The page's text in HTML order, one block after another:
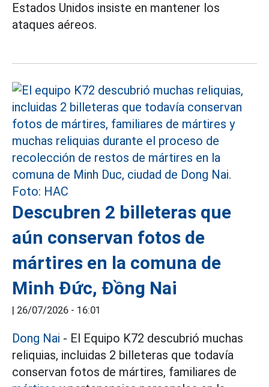
Estados Unidos insiste en mantener los
ataques aéreos.
Descubren 2 billeteras que
aún conservan fotos de
mártires en la comuna de
Minh Đức, Đồng Nai
| 26/07/2026 - 16:01
Dong Nai - El Equipo K72 descubrió muchas
reliquias, incluidas 2 billeteras que todavía
conservan fotos de mártires, familiares de